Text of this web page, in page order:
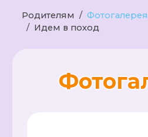
Родителям Фотогалерея
Идем в поход